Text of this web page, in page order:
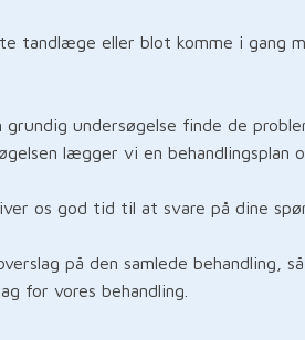
eller blot komme i gang
undersøgelse finde de
lægger vi en
os god tid til at svare på dine
på den samlede behandling,
for vores behandling.